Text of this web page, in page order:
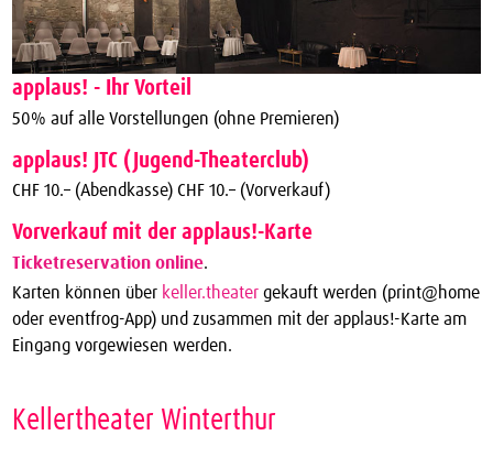
applaus! - Ihr Vorteil
50% auf alle Vorstellungen (ohne Premieren)
applaus! JTC (Jugend-Theaterclub)
CHF 10.– (Abendkasse) CHF 10.– (Vorverkauf)
Vorverkauf mit der applaus!-Karte
Ticketreservation online.
Karten können über keller.theater gekauft werden (print@home
oder eventfrog-App) und zusammen mit der applaus!-Karte am
Eingang vorgewiesen werden.
Kellertheater Winterthur